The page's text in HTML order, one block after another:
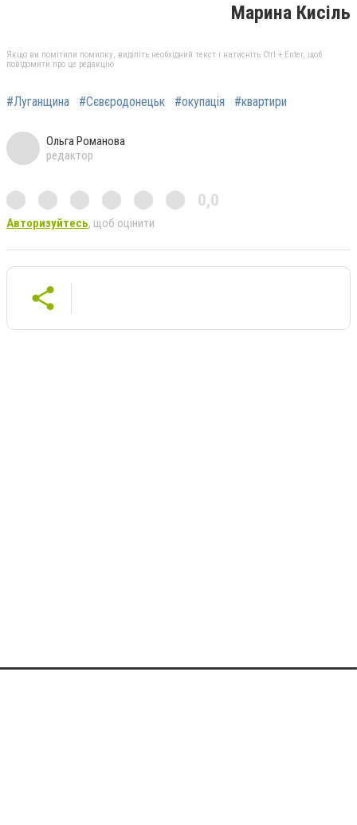
Марина Кисіль
Якщо ви помітили помилку, виділіть необхідний текст і натисніть Ctrl + Enter, щоб
повідомити про це редакцію
#Луганщина #Сєвєродонецьк #окупація #квартири
Ольга Романова
редактор
0,0
Авторизуйтесь, щоб оцінити